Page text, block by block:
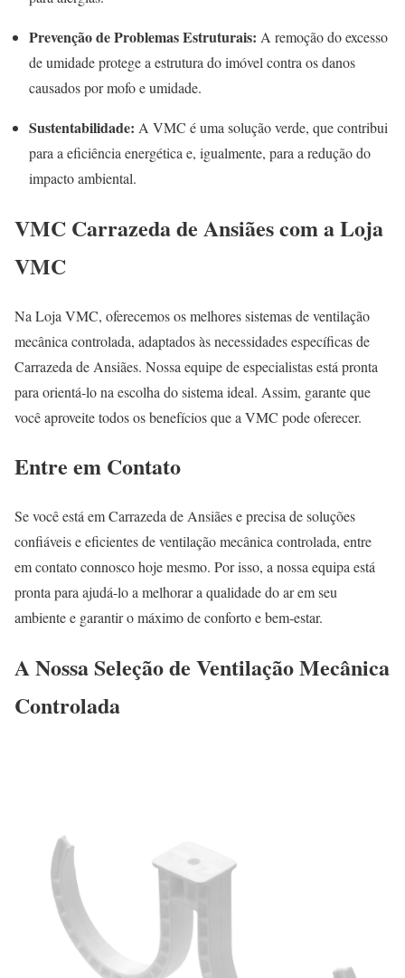
Prevenção de Problemas Estruturais: A remoção do excesso
de umidade protege a estrutura do imóvel contra os danos
causados por mofo e umidade.
Sustentabilidade: A VMC é uma solução verde, que contribui
para a eficiência energética e, igualmente, para a redução do
impacto ambiental.
VMC Carrazeda de Ansiães com a Loja
VMC
Na Loja VMC, oferecemos os melhores sistemas de ventilação
mecânica controlada, adaptados às necessidades específicas de
Carrazeda de Ansiães. Nossa equipe de especialistas está pronta
para orientá-lo na escolha do sistema ideal. Assim, garante que
você aproveite todos os benefícios que a VMC pode oferecer.
Entre em Contato
Se você está em Carrazeda de Ansiães e precisa de soluções
confiáveis e eficientes de ventilação mecânica controlada, entre
em contato connosco hoje mesmo. Por isso, a nossa equipa está
pronta para ajudá-lo a melhorar a qualidade do ar em seu
ambiente e garantir o máximo de conforto e bem-estar.
A Nossa Seleção de Ventilação Mecânica
Controlada